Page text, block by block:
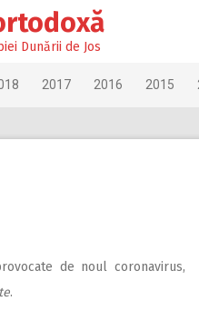
Dunării de Jos
2017 2016 2015
de noul coronavirus,
.